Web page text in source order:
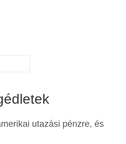
utazási pénzre, és